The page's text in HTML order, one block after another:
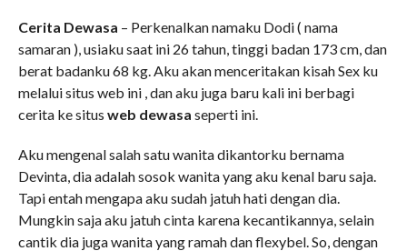
Cerita Dewasa – Perkenalkan namaku Dodi ( nama
samaran ), usiaku saat ini 26 tahun, tinggi badan 173 cm, dan
berat badanku 68 kg. Aku akan menceritakan kisah Sex ku
melalui situs web ini , dan aku juga baru kali ini berbagi
cerita ke situs web dewasa seperti ini.
Aku mengenal salah satu wanita dikantorku bernama
Devinta, dia adalah sosok wanita yang aku kenal baru saja.
Tapi entah mengapa aku sudah jatuh hati dengan dia.
Mungkin saja aku jatuh cinta karena kecantikannya, selain
cantik dia juga wanita yang ramah dan flexybel. So, dengan